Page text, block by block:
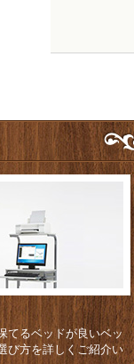
てるベッドが良いベッ
び方を詳しくご紹介い